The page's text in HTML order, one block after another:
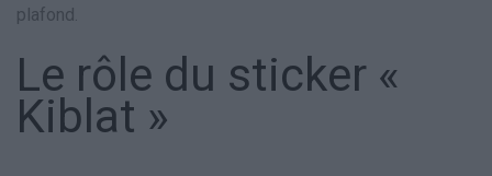
plafond.
Le rôle du sticker «
Kiblat »